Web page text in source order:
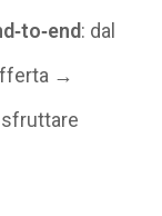
: dal
→
sfruttare